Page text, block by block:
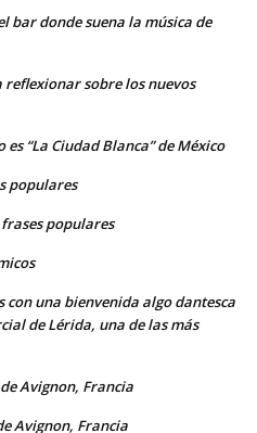
bar donde suena la música de
reflexionar sobre los nuevos
es “La Ciudad Blanca” de México
populares
frases populares
con una bienvenida algo dantesca
de Lérida, una de las más
Avignon, Francia
Avignon, Francia